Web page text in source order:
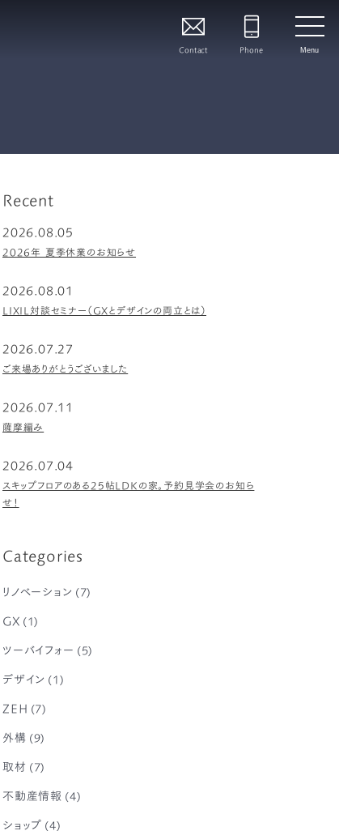
Contact Phone Menu
Recent
2026.08.05
2026年 夏季休業のお知らせ
2026.08.01
LIXIL対談セミナー（GXとデザインの両立とは）
2026.07.27
ご来場ありがとうございました
2026.07.11
薩摩編み
2026.07.04
スキップフロアのある25帖LDKの家。予約見学会のお知ら
せ！
Categories
リノベーション (7)
GX (1)
ツーバイフォー (5)
デザイン (1)
ZEH (7)
外構 (9)
取材 (7)
不動産情報 (4)
ショップ (4)